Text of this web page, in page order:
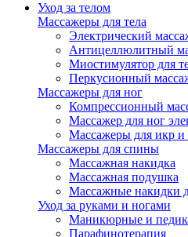
Уход за телом
Массажеры для тела
Электрический
Антицеллюлитный
Миостимулятор для
Перкусионный
Массажеры для ног
Компрессионный
Массажер для ног
Массажеры для икр и
Массажеры для спины
Массажная накидка
Массажная подушка
Массажные накидки
Уход за руками и ногами
Маникюрные и
Парафинотерапия